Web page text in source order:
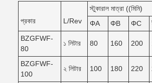
প্রকার L/Rev
স্টুকারাল মাত্রা ((মিমি)
ΦA
ΦB ΦC
BZGFWF-
80
১ লিটার 80 160 200
BZGFWF-
100
২ লিটার 100 180 220